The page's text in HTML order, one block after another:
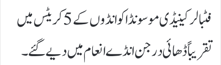
فٹبالر کینیڈی موسونڈا کو انڈوں کے 5 کریٹس میں
تقریباً ڈھائی درجن انڈے انعام میں دیے گئے۔